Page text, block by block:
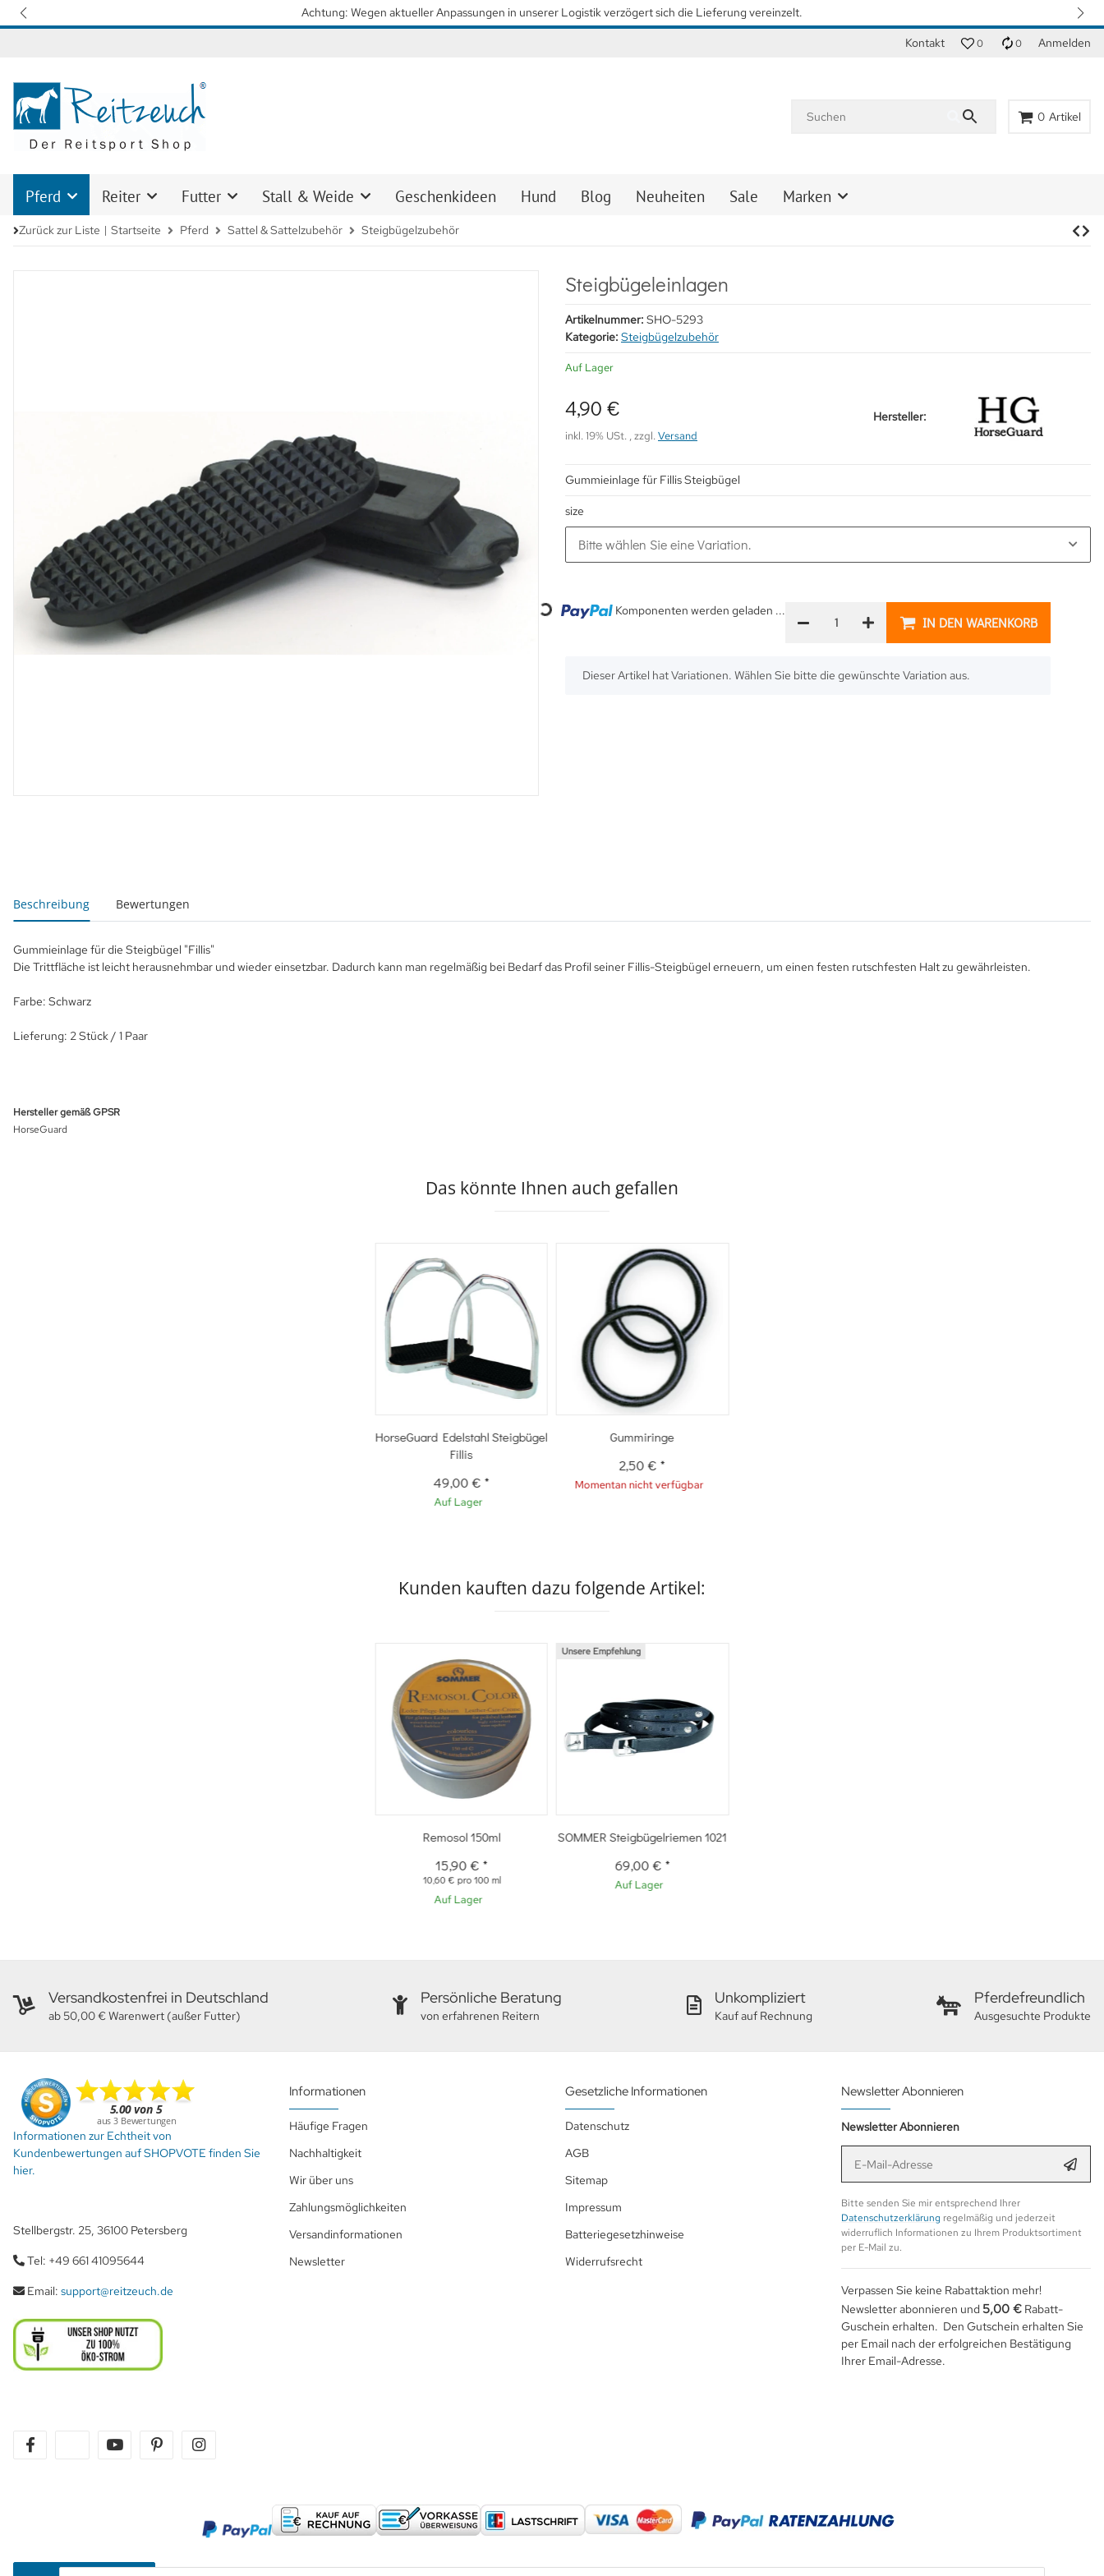
Wir arbeiten mit Hochdruck daran, so schnell wie möglich wieder unsere gewohnten Lieferzeiten zu erreichen. Vielen Dank für Ihr Verständnis.
Kontakt 0 0 Anmelden
0 Artikel
Pferd Reiter Futter Stall & Weide Geschenkideen Hund Blog Neuheiten Sale Marken
Zurück zur Liste Startseite Pferd Sattel & Sattelzubehör Steigbügelzubehör
Steigbügeleinlagen
Artikelnummer: SHO-5293
Kategorie: Steigbügelzubehör
Auf Lager
4,90 €
inkl. 19% USt. , zzgl.Versand
Hersteller:
Gummieinlage für Fillis Steigbügel
size
Bitte wählen Sie eine Variation.
IN DEN WARENKORB
Loading... Komponenten werden geladen ...
x
Dieser Artikel hat Variationen. Wählen Sie bitte die gewünschte Variation aus.
Beschreibung Bewertungen
Gummieinlage für die Steigbügel "Fillis"
Die Trittfläche ist leicht herausnehmbar und wieder einsetzbar. Dadurch kann man regelmäßig bei Bedarf das Profil seiner Fillis-Steigbügel erneuern, um einen festen rutschfesten Halt zu gewährleisten.
Farbe: Schwarz
Lieferung: 2 Stück / 1 Paar
Hersteller gemäß GPSR
HorseGuard
Das könnte Ihnen auch gefallen
HorseGuard Edelstahl Steigbügel
Fillis
49,00 € *
Auf Lager
Gummiringe
2,50 €*
Momentan nicht verfügbar
Kunden kauften dazu folgende Artikel:
Remosol 150ml
15,90 € *
10,60 € pro 100 ml
Auf Lager
Unsere Empfehlung
SOMMER Steigbügelriemen 1021
69,00 € *
Auf Lager
Versandkostenfrei in Deutschland
ab 50,00 € Warenwert (außer Futter)
Persönliche Beratung
von erfahrenen Reitern
Unkompliziert
Kauf auf Rechnung
Pferdefreundlich
Ausgesuchte Produkte
Informationen zur Echtheit von
Kundenbewertungen auf SHOPVOTE finden Sie
hier.
Stellbergstr. 25, 36100 Petersberg
Tel: +49 661 41095644
Email: support@reitzeuch.de
twitter youtube pinterest
Informationen
Häufige Fragen
Nachhaltigkeit
Wir über uns
Zahlungsmöglichkeiten
Versandinformationen
Newsletter
Gesetzliche Informationen
Datenschutz
AGB
Sitemap
Impressum
Batteriegesetzhinweise
Widerrufsrecht
Newsletter Abonnieren
Newsletter Abonnieren
Bitte senden Sie mir entsprechend Ihrer
Datenschutzerklärung regelmäßig und jederzeit
widerruflich Informationen zu Ihrem Produktsortiment
per E-Mail zu.
Verpassen Sie keine Rabattaktion mehr!
Newsletter abonnieren und 5,00 € Rabatt-
Guschein erhalten. Den Gutschein erhalten Sie
per Email nach der erfolgreichen Bestätigung
Ihrer Email-Adresse.